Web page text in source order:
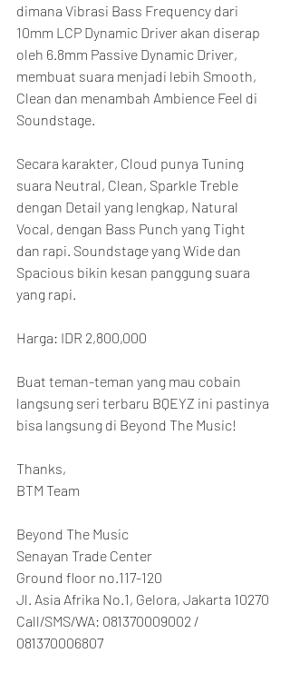
dimana Vibrasi Bass Frequency dari
10mm LCP Dynamic Driver akan diserap
oleh 6.8mm Passive Dynamic Driver,
membuat suara menjadi lebih Smooth,
Clean dan menambah Ambience Feel di
Soundstage.
Secara karakter, Cloud punya Tuning
suara Neutral, Clean, Sparkle Treble
dengan Detail yang lengkap, Natural
Vocal, dengan Bass Punch yang Tight
dan rapi. Soundstage yang Wide dan
Spacious bikin kesan panggung suara
yang rapi.
Harga: IDR 2,800,000
Buat teman-teman yang mau cobain
langsung seri terbaru BQEYZ ini pastinya
bisa langsung di Beyond The Music!
Thanks,
BTM Team
Beyond The Music
Senayan Trade Center
Ground floor no.117-120
Jl. Asia Afrika No.1, Gelora, Jakarta 10270
Call/SMS/WA: 081370009002 /
081370006807